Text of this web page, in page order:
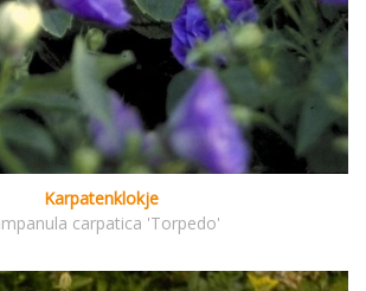
Karpatenklokje
carpatica 'Torpedo'